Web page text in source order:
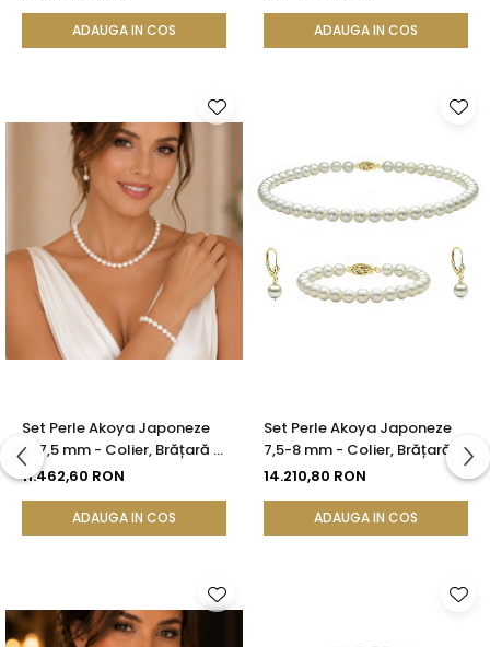
KASKADDA®ADAUGA IN COS ADAUGA IN COS
Set Perle Akoya Japoneze
7-7,5 mm - Colier, Brățară și
Cercei cu Închizători
KASKADDA®
11.462,60 RON
ADAUGA IN COS
Set Perle Akoya Japoneze
7,5-8 mm - Colier, Brățară și
Cercei cu Închizători
KASKADDA®
14.210,80 RON
ADAUGA IN COS